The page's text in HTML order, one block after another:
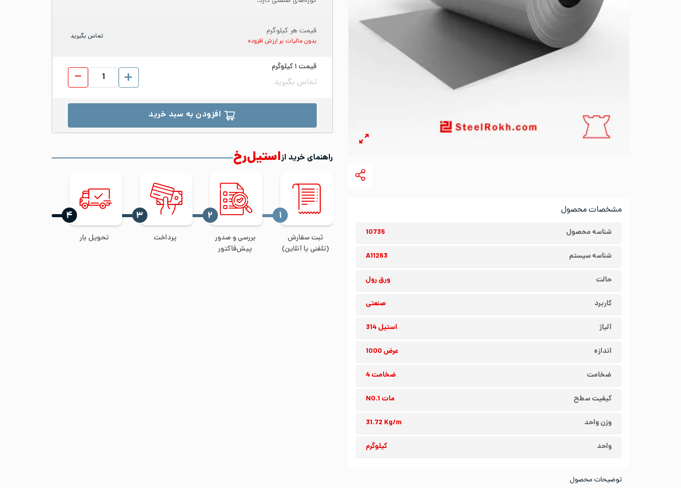
مشخصات محصول
شناسه محصول 10735
شناسه سیستم A11263
حالت ورق رول
کاربرد صنعتی
آلیاژ استیل 314
اندازه عرض 1000
ضخامت ضخامت 4
کیفیت سطح مات NO.1
وزن واحد 31.72 Kg/m
واحد کیلوگرم
توضیحات محصول
قیمت هر کیلوگرم
بدون مالیات بر ارزش افزوده
تماس بگیرید
قیمت ۱کیلوگرم
تماس بگیرید
ورق رول استیل 314 عرض 1000 ضخامت 4 مات No.1 عدد
افزودن به سبد خرید
راهنمای خرید ازاستیل‌رخ
ثبت سفارش
(تلفنی یا آنلاین)
‍۱
بررسی و صدور
پیش‌فاکتور
‍۲
پرداخت
‍۳
تحویل بار
‍۴